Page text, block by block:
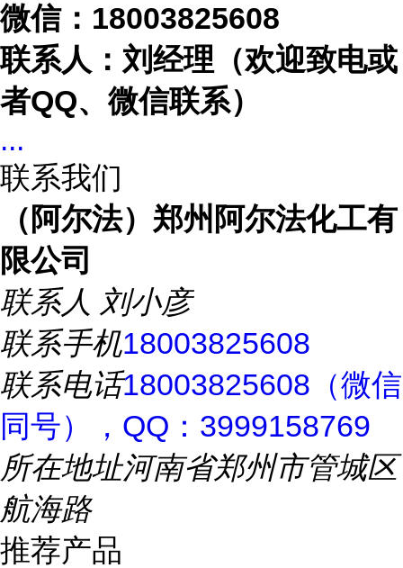
微信： 18003825608
联系人：刘经理（欢迎致电或
者QQ、微信联系）
...
联系我们
（阿尔法）郑州阿尔法化工有
限公司
联系人 刘小彦
联系手机18003825608
联系电话18003825608（微信
同号），QQ：3999158769
所在地址河南省郑州市管城区
航海路
推荐产品